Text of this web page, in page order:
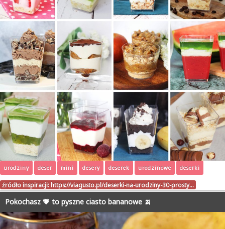
urodziny deser mini desery deserek urodzinowe deserki
źródło inspiracji: https://viagusto.pl/deserki-na-urodziny-30-prosty…
Pokochasz 💗 to pyszne ciasto bananowe 🍌